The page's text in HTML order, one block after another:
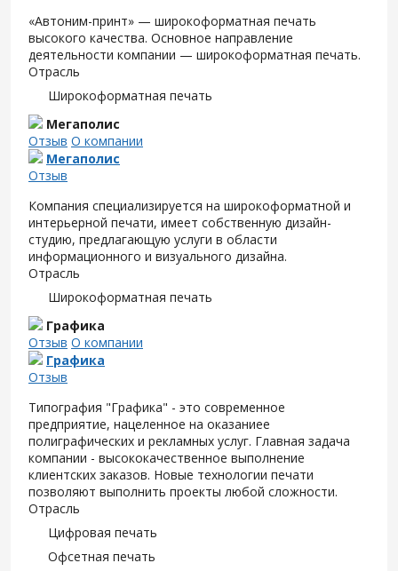
«Автоним-принт» — широкоформатная печать
высокого качества. Основное направление
деятельности компании — широкоформатная печать.
Отрасль
Широкоформатная печать
Мегаполис
Отзыв О компании
Мегаполис
Отзыв
Компания специализируется на широкоформатной и
интерьерной печати, имеет собственную дизайн-
студию, предлагающую услуги в области
информационного и визуального дизайна.
Отрасль
Широкоформатная печать
Графика
Отзыв О компании
Графика
Отзыв
Типография "Графика" - это современное
предприятие, нацеленное на оказаниее
полиграфических и рекламных услуг. Главная задача
компании - высококачественное выполнение
клиентских заказов. Новые технологии печати
позволяют выполнить проекты любой сложности.
Отрасль
Цифровая печать
Офсетная печать